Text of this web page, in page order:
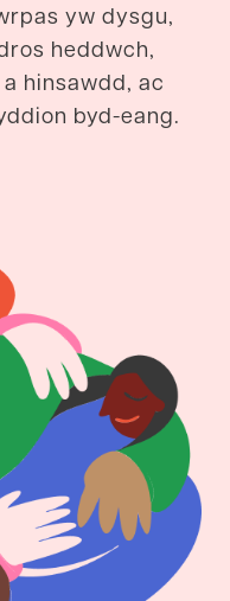
yw dysgu,
heddwch,
hinsawdd, ac
byd-eang.